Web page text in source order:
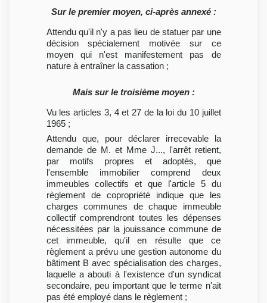
Sur le premier moyen, ci-après annexé :
Attendu qu'il n'y a pas lieu de statuer par une
décision spécialement motivée sur ce
moyen qui n'est manifestement pas de
nature à entraîner la cassation ;
Mais sur le troisième moyen :
Vu les articles 3, 4 et 27 de la loi du 10 juillet
1965 ;
Attendu que, pour déclarer irrecevable la
demande de M. et Mme J..., l'arrêt retient,
par motifs propres et adoptés, que
l'ensemble immobilier comprend deux
immeubles collectifs et que l'article 5 du
règlement de copropriété indique que les
charges communes de chaque immeuble
collectif comprendront toutes les dépenses
nécessitées par la jouissance commune de
cet immeuble, qu'il en résulte que ce
règlement a prévu une gestion autonome du
bâtiment B avec spécialisation des charges,
laquelle a abouti à l'existence d'un syndicat
secondaire, peu important que le terme n'ait
pas été employé dans le règlement ;